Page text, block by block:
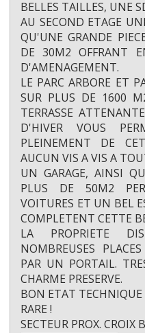
BELLES TAILLES, UNE
AU SECOND ETAGE
QU'UNE GRANDE
DE 30M2 OFFRANT
D'AMENAGEMENT.
LE PARC ARBORE ET
SUR PLUS DE 1600
TERRASSE
D'HIVER VOUS
PLEINEMENT DE
AUCUN VIS A VIS A
UN GARAGE, AINSI
PLUS DE 50M2
VOITURES ET UN BEL
COMPLETENT CETTE
LA PROPRIETE
NOMBREUSES
PAR UN PORTAIL.
CHARME PRESERVE.
BON ETAT
RARE !
SECTEUR PROX. CROIX